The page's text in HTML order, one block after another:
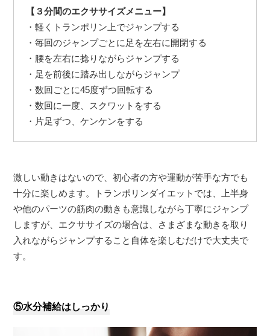
【３分間のエクササイズメニュー】
・軽くトランポリン上でジャンプする
・毎回のジャンプごとに足を左右に開閉する
・腰を左右に捻りながらジャンプする
・足を前後に踏み出しながらジャンプ
・数回ごとに45度ずつ回転する
・数回に一度、スクワットをする
・片足ずつ、ケンケンをする
激しい動きはないので、初心者の方や運動が苦手な方でも
十分に楽しめます。トランポリンダイエットでは、上半身
や他のパーツの筋肉の動きも意識しながら丁寧にジャンプ
しますが、エクササイズの場合は、さまざまな動きを取り
入れながらジャンプすること自体を楽しむだけで大丈夫で
す。
⑤水分補給はしっかり